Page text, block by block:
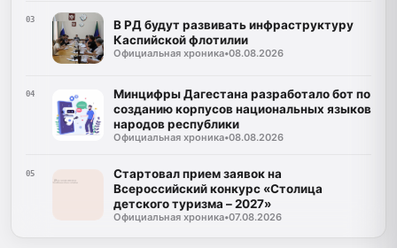
03
В РД будут развивать инфраструктуру
Каспийской флотилии
Официальная хроника•08.08.2026
04
Минцифры Дагестана разработало бот по
созданию корпусов национальных языков
народов республики
Официальная хроника•08.08.2026
05
Стартовал прием заявок на
Всероссийский конкурс «Столица
детского туризма – 2027»
Официальная хроника•07.08.2026